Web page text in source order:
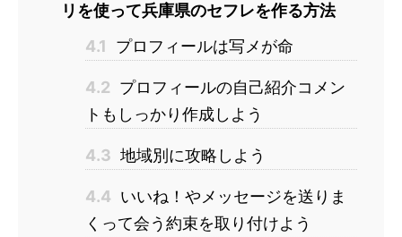
リを使って兵庫県のセフレを作る方法
4.1
プロフィールは写メが命
4.2 プロフィールの自己紹介コメン
トもしっかり作成しよう
4.3 地域別に攻略しよう
4.4 いいね！やメッセージを送りま
くって会う約束を取り付けよう